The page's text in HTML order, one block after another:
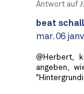
Antwort auf
beat
mar. 06
@Herbert,
angeben,